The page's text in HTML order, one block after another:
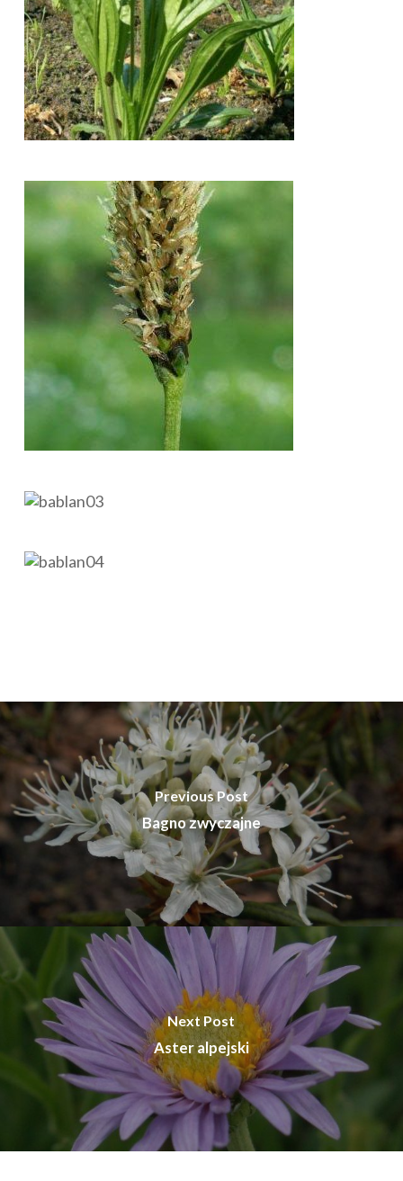
Previous Post
Bagno zwyczajne
Next Post
Aster alpejski